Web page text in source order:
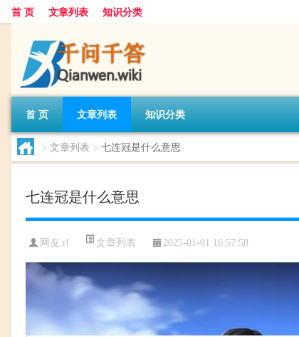
首 页 文章列表 知识分类
首 页 文章列表 知识分类
> 文章列表 > 七连冠是什么意思
七连冠是什么意思
网友:rl 文章列表 2025-01-01 16:57:58